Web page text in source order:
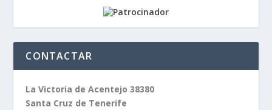
CONTACTAR
La Victoria de Acentejo 38380
Santa Cruz de Tenerife